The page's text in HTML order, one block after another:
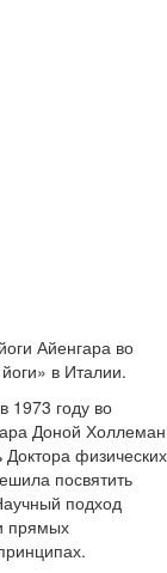
Айенгара во
в Италии.
1973 году во
Доной Холлеман
физических
посвятить
подход
прямых